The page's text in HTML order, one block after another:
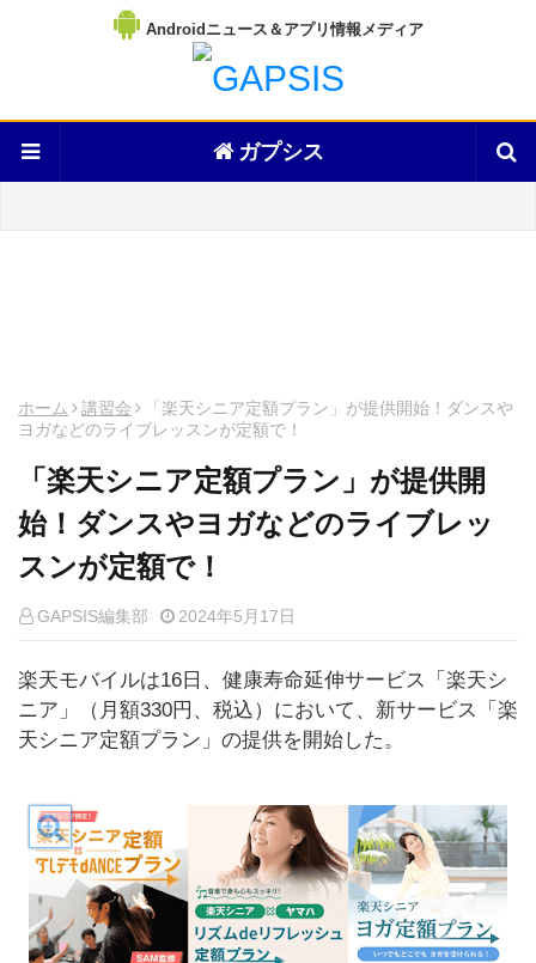
Androidニュース＆アプリ情報メディア
ガプシス
ホーム 講習会
「楽天シニア定額プラン」が提供開始！ダンスや
ヨガなどのライブレッスンが定額で！
「楽天シニア定額プラン」が提供開
始！ダンスやヨガなどのライブレッ
スンが定額で！
GAPSIS編集部 2024年5月17日
楽天モバイルは16日、健康寿命延伸サービス「楽天シ
ニア」（月額330円、税込）において、新サービス「楽
天シニア定額プラン」の提供を開始した。